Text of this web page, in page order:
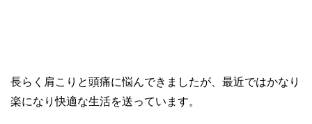
長らく肩こりと頭痛に悩んできましたが、最近ではかなり
楽になり快適な生活を送っています。